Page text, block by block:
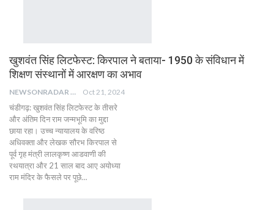
खुशवंत सिंह लिटफेस्ट: किरपाल ने बताया- 1950 के संविधान में
शिक्षण संस्थानों में आरक्षण का अभाव
NEWSONRADAR BUREAU Oct 21, 2024
चंडीगढ़: खुशवंत सिंह लिटफेस्ट के तीसरे
और अंतिम दिन राम जन्मभूमि का मुद्दा
छाया रहा। उच्च न्यायालय के वरिष्ठ
अधिवक्ता और लेखक सौरभ किरपाल से
पूर्व गृह मंत्री लालकृष्ण आडवाणी की
रथयात्रा और 21 साल बाद आए अयोध्या
राम मंदिर के फैसले पर पूछे…